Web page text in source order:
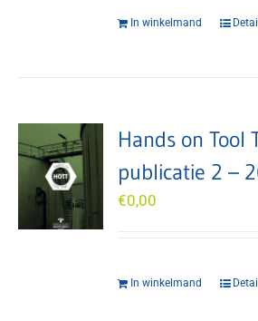
In winkelmand
Hands on Tool
publicatie 2 –
€0,00
In winkelmand